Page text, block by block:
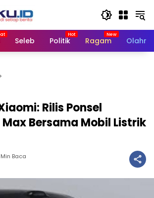
Seleb Politik Ragam
Rilis Ponsel
Max Bersama Mobil Listrik
Min Baca